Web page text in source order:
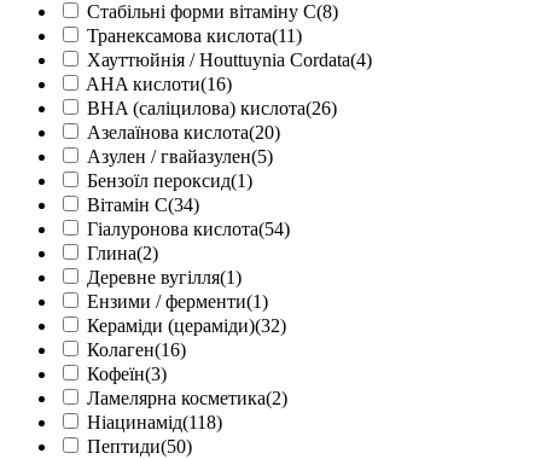
Стабільні форми вітаміну С(8)
Транексамова кислота(11)
Хауттюйнія / Houttuynia Cordata(4)
AHA кислоти(16)
BHA (саліцилова) кислота(26)
Азелаїнова кислота(20)
Азулен / гвайазулен(5)
Бензоїл пероксид(1)
Вітамін С(34)
Гіалуронова кислота(54)
Глина(2)
Деревне вугілля(1)
Ензими / ферменти(1)
Кераміди (цераміди)(32)
Колаген(16)
Кофеїн(3)
Ламелярна косметика(2)
Ніацинамід(118)
Пептиди(50)